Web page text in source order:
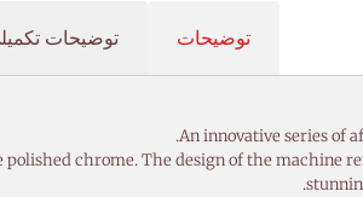
توضیحات توضیحات
An innovative series of
chrome. The design of the machine